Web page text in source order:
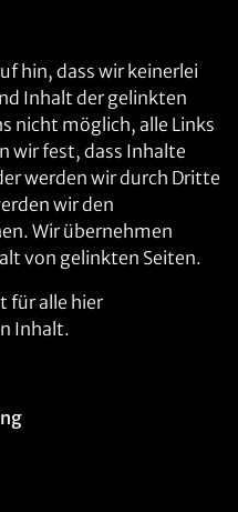
hin, dass wir keinerlei
Inhalt der gelinkten
nicht möglich, alle Links
wir fest, dass Inhalte
werden wir durch Dritte
wir den
Wir übernehmen
von gelinkten Seiten.
für alle hier
Inhalt.